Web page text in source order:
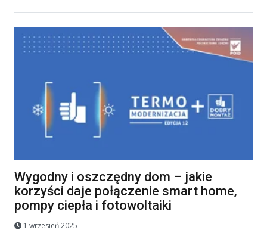
Wygodny i oszczędny dom – jakie
korzyści daje połączenie smart home,
pompy ciepła i fotowoltaiki
1 wrzesień 2025